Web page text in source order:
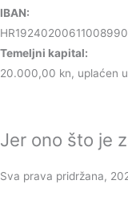
IBAN:
Temeljni kapital:
20.000,00 kn, uplaćen
Jer ono što je
Sva prava pridržana,